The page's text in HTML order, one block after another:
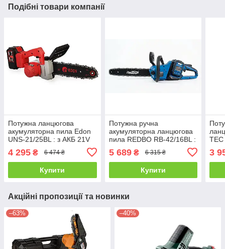
Подібні товари компанії
Потужна ланцюгова
акумуляторна пила Edon
UNS-21/25BL : з АКБ 21V
4 295 ₴ 6 474 ₴
Купити
Потужна ручна
акумуляторна ланцюгова
пила REDBO RB-42/16BL :
шина 40 см
5 689₴ 6 315 ₴
Купити
3
Акційні пропозиції та новинки
–63% –40%